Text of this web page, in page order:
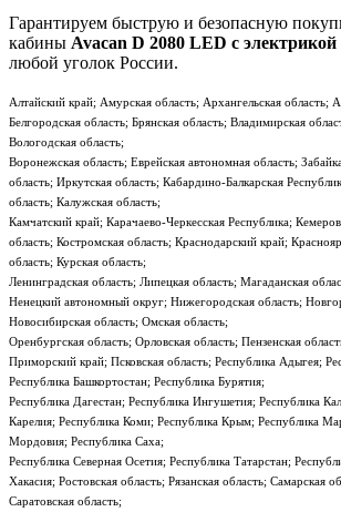
Гарантируем быструю и безопасную
кабины Avacan D 2080 LED с электрикой
любой уголок России.
Алтайский край; Амурская область; Архангельская область;
Белгородская область; Брянская область; Владимирская
Вологодская область;
Воронежская область; Еврейская автономная область;
область; Иркутская область; Кабардино-Балкарская
область; Калужская область;
Камчатский край; Карачаево-Черкесская Республика;
область; Костромская область; Краснодарский край;
область; Курская область;
Ленинградская область; Липецкая область; Магаданская
Ненецкий автономный округ; Нижегородская область;
Новосибирская область; Омская область;
Оренбургская область; Орловская область; Пензенская
Приморский край; Псковская область; Республика Адыгея;
Республика Башкортостан; Республика Бурятия;
Республика Дагестан; Республика Ингушетия; Республика
Карелия; Республика Коми; Республика Крым; Республика
Мордовия; Республика Саха;
Республика Северная Осетия; Республика Татарстан;
Хакасия; Ростовская область; Рязанская область; Самарская
Саратовская область;